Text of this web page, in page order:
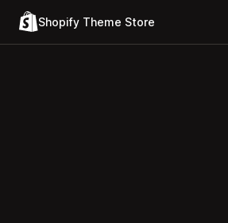
Shopify Theme Store